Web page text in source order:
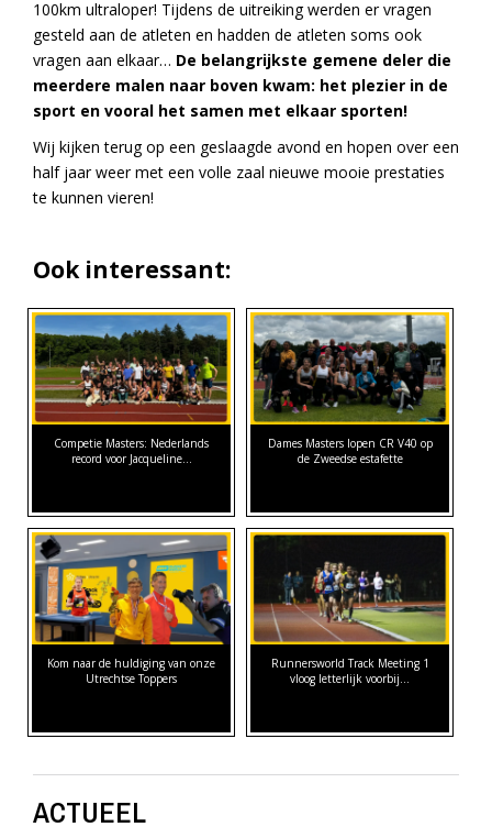
100km ultraloper! Tijdens de uitreiking werden er vragen
gesteld aan de atleten en hadden de atleten soms ook
vragen aan elkaar… De belangrijkste gemene deler die
meerdere malen naar boven kwam: het plezier in de
sport en vooral het samen met elkaar sporten!
Wij kijken terug op een geslaagde avond en hopen over een
half jaar weer met een volle zaal nieuwe mooie prestaties
te kunnen vieren!
Ook interessant:
Competie Masters: Nederlands
record voor Jacqueline…
Dames Masters lopen CR V40 op
de Zweedse estafette
Kom naar de huldiging van onze
Utrechtse Toppers
Runnersworld Track Meeting 1
vloog letterlijk voorbij...
ACTUEEL